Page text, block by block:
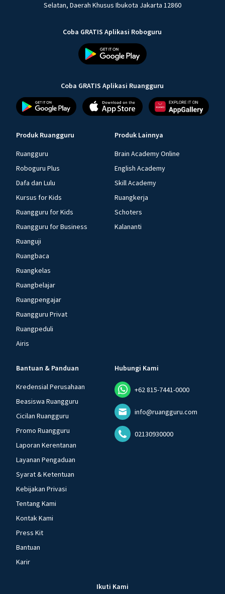
Selatan, Daerah Khusus Ibukota Jakarta 12860
Coba GRATIS Aplikasi Roboguru
Coba GRATIS Aplikasi Ruangguru
Produk Ruangguru
Ruangguru
Roboguru Plus
Dafa dan Lulu
Kursus for Kids
Ruangguru for Kids
Ruangguru for Business
Ruanguji
Ruangbaca
Ruangkelas
Ruangbelajar
Ruangpengajar
Ruangguru Privat
Ruangpeduli
Airis
Produk Lainnya
Brain Academy Online
English Academy
Skill Academy
Ruangkerja
Schoters
Kalananti
Bantuan & Panduan
Kredensial Perusahaan
Beasiswa Ruangguru
Cicilan Ruangguru
Promo Ruangguru
Laporan Kerentanan
Layanan Pengaduan
Syarat & Ketentuan
Kebijakan Privasi
Tentang Kami
Kontak Kami
Press Kit
Bantuan
Karir
Hubungi Kami
+62 815-7441-0000
info@ruangguru.com
02130930000
Ikuti Kami